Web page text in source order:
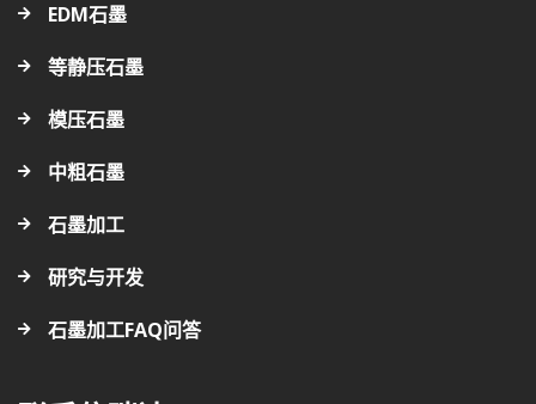
EDM石墨
等静压石墨
模压石墨
中粗石墨
石墨加工
研究与开发
石墨加工FAQ问答